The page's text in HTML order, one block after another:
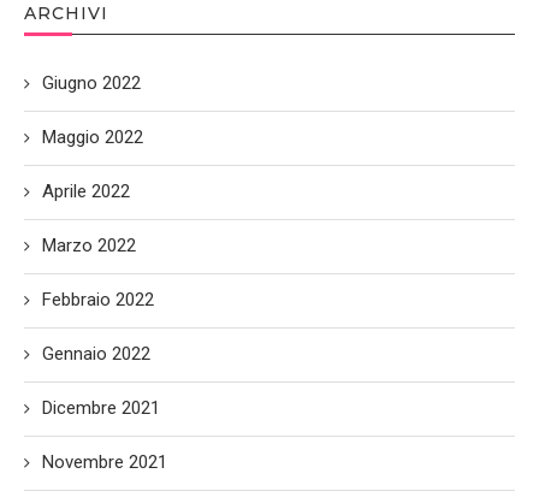
ARCHIVI
Giugno 2022
Maggio 2022
Aprile 2022
Marzo 2022
Febbraio 2022
Gennaio 2022
Dicembre 2021
Novembre 2021